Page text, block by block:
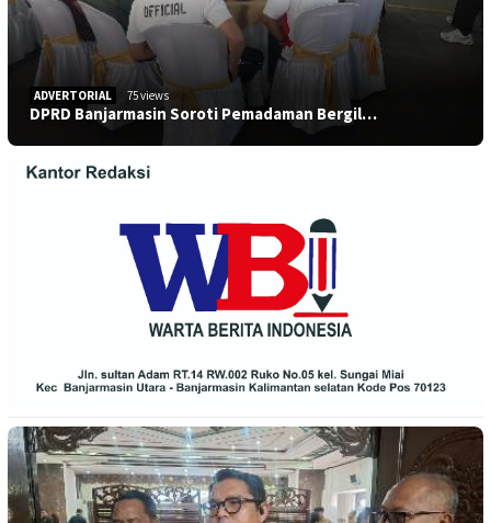
ADVERTORIAL 75 views
DPRD Banjarmasin Soroti Pemadaman Bergil…